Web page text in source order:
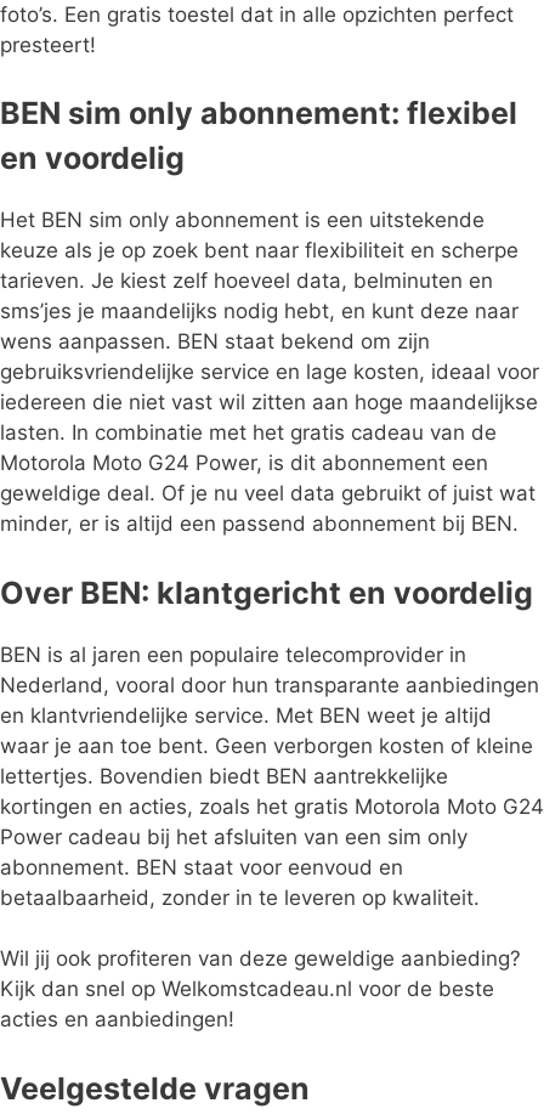
foto’s. Een gratis toestel dat in alle opzichten perfect
presteert!
BEN sim only abonnement: flexibel
en voordelig
Het BEN sim only abonnement is een uitstekende
keuze als je op zoek bent naar flexibiliteit en scherpe
tarieven. Je kiest zelf hoeveel data, belminuten en
sms’jes je maandelijks nodig hebt, en kunt deze naar
wens aanpassen. BEN staat bekend om zijn
gebruiksvriendelijke service en lage kosten, ideaal voor
iedereen die niet vast wil zitten aan hoge maandelijkse
lasten. In combinatie met het gratis cadeau van de
Motorola Moto G24 Power, is dit abonnement een
geweldige deal. Of je nu veel data gebruikt of juist wat
minder, er is altijd een passend abonnement bij BEN.
Over BEN: klantgericht en voordelig
BEN is al jaren een populaire telecomprovider in
Nederland, vooral door hun transparante aanbiedingen
en klantvriendelijke service. Met BEN weet je altijd
waar je aan toe bent. Geen verborgen kosten of kleine
lettertjes. Bovendien biedt BEN aantrekkelijke
kortingen en acties, zoals het gratis Motorola Moto G24
Power cadeau bij het afsluiten van een sim only
abonnement. BEN staat voor eenvoud en
betaalbaarheid, zonder in te leveren op kwaliteit.
Wil jij ook profiteren van deze geweldige aanbieding?
Kijk dan snel op Welkomstcadeau.nl voor de beste
acties en aanbiedingen!
Veelgestelde vragen